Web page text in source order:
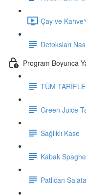
Çay ve
Detoksları
Program Boyunca
TÜM
Green Juice
Sağlıklı Kase
Kabak
Patlıcan